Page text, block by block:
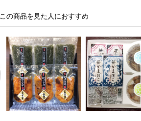
この商品を見た人におすすめ